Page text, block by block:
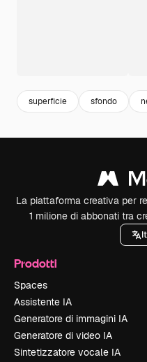
superficie sfondo
La piattaforma creativa per
1 milione di abbonati tra
Prodotti
Spaces
Assistente IA
Generatore di immagini IA
Generatore di video IA
Sintetizzatore vocale IA